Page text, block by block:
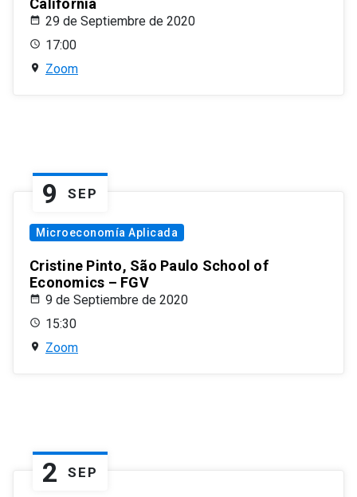
California
29 de Septiembre de 2020
17:00
Zoom
9 SEP
Microeconomía Aplicada
Cristine Pinto, São Paulo School of
Economics – FGV
9 de Septiembre de 2020
15:30
Zoom
2 SEP